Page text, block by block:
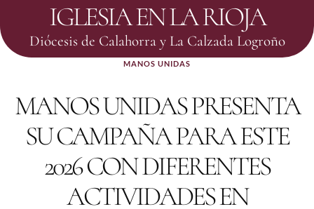
IGLESIA EN LA RIOJA
Diócesis de Calahorra y La Calzada Logroño
MANOS UNIDAS
MANOS UNIDAS PRESENTA
SU CAMPAÑA PARA ESTE
2026 CON DIFERENTES
ACTIVIDADES EN